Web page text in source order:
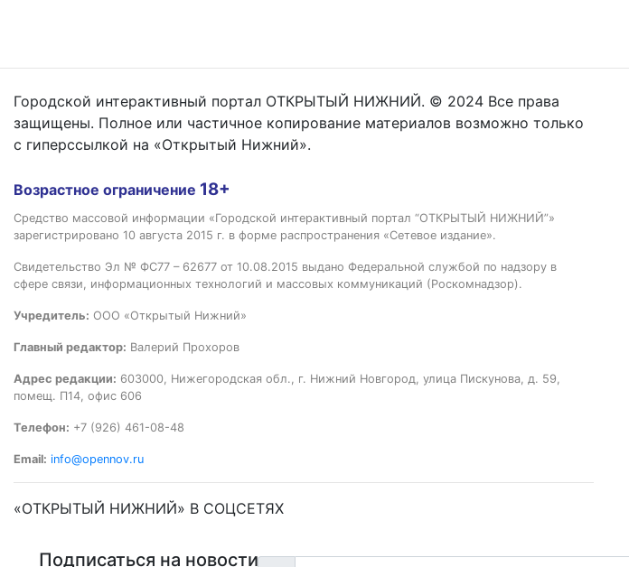
Городской интерактивный портал ОТКРЫТЫЙ НИЖНИЙ. © 2024 Все права
защищены. Полное или частичное копирование материалов возможно только
с гиперссылкой на «Открытый Нижний».
Возрастное ограничение 18+
Средство массовой информации «Городской интерактивный портал “ОТКРЫТЫЙ НИЖНИЙ”»
зарегистрировано 10 августа 2015 г. в форме распространения «Сетевое издание».
Свидетельство Эл № ФС77 – 62677 от 10.08.2015 выдано Федеральной службой по надзору в
сфере связи, информационных технологий и массовых коммуникаций (Роскомнадзор).
Учредитель: ООО «Открытый Нижний»
Главный редактор: Валерий Прохоров
Адрес редакции: 603000, Нижегородская обл., г. Нижний Новгород, улица Пискунова, д. 59,
помещ. П14, офис 606
Телефон: +7 (926) 461-08-48
Email: info@opennov.ru
«ОТКРЫТЫЙ НИЖНИЙ» В СОЦСЕТЯХ
Подписаться на новости